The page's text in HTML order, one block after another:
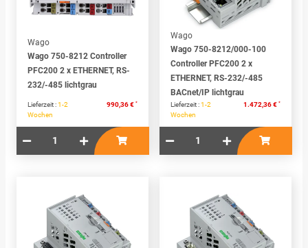
Wago
Wago 750-8212 Controller
PFC200 2 x ETHERNET, RS-
232/-485 lichtgrau
Lieferzeit :1-2
Wochen
990,36 € *
Wago
Wago 750-8212/000-100
Controller PFC200 2 x
ETHERNET, RS-232/-485
BACnet/IP lichtgrau
Lieferzeit :1-2
Wochen
1.472,36 € *